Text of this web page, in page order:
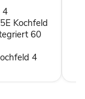
4
Kochfeld
60
4